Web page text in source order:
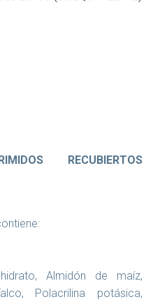
RECUBIERTOS
Almidón de maíz,
Polacrilina potásica,